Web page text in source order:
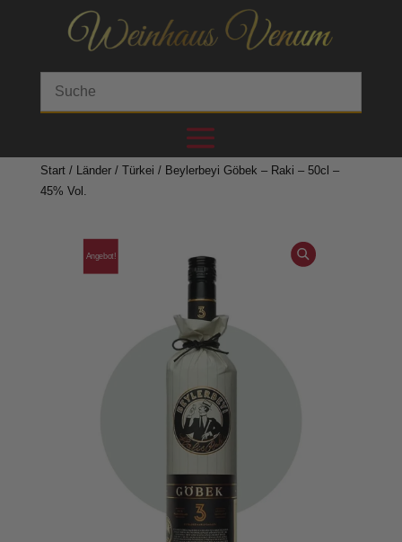
Start/ Länder/ Türkei / Beylerbeyi Göbek – Raki – 50cl –
45% Vol.
Angebot!